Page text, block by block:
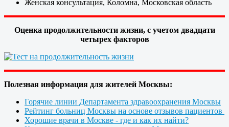
Женская консультация, Коломна, Московская область
Оценка продолжительности жизни, с учетом двадцати
четырех факторов
Полезная информация для жителей Москвы:
Горячие линии Департамента здравоохранения Москвы
Рейтинг больниц Москвы на основе отзывов пациентов
Хорошие врачи в Москве - где и как их найти?